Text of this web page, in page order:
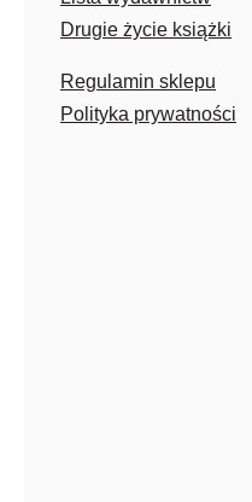
Drugie życie książki
Regulamin sklepu
Polityka prywatności